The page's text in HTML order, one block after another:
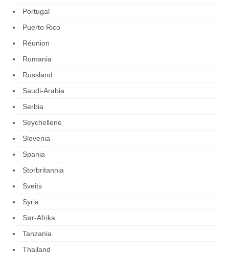
Portugal
Puerto Rico
Réunion
Romania
Russland
Saudi-Arabia
Serbia
Seychellene
Slovenia
Spania
Storbritannia
Sveits
Syria
Sør-Afrika
Tanzania
Thailand